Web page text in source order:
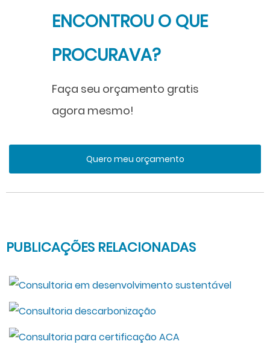
ENCONTROU O QUE
PROCURAVA?
Faça seu orçamento gratis
agora mesmo!
Quero meu orçamento
PUBLICAÇÕES RELACIONADAS